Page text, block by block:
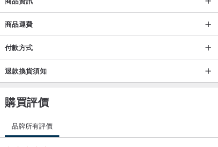
*「金繼」是使用漆與金粉修補破損、缺角的陶磁器，是日本獨有的傳
統修復技法。本作品採用現代簡化金繼技法創作，與使用漆樹樹液製
成的本漆不同，黏合部分採用接著劑。
珠粉），並為加強固定，亦混合使用UV光固化樹脂。
贈禮、禮物、陶片飾品、有田燒、伊萬裡燒、天然石飾品、獨一無二
飾品、贈品、陶瓷飾品、天然石、金繼、金繼飾品、簡易金繼、現代
商品運費
付款方式
退款換貨須知
購買評價
品牌所有評價